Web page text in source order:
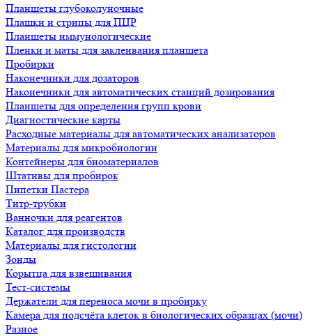
Планшеты глубоколуночные
Плашки и стрипы для ПЦР
Планшеты иммунологические
Пленки и маты для заклеивания планшета
Пробирки
Наконечники для дозаторов
Наконечники для автоматических станций дозирования
Планшеты для определения групп крови
Диагностические карты
Расходные материалы для автоматических анализаторов
Материалы для микробиологии
Контейнеры для биоматериалов
Штативы для пробирок
Пипетки Пастера
Титр-трубки
Ванночки для реагентов
Каталог для производств
Материалы для гистологии
Зонды
Корытца для взвешивания
Тест-системы
Держатели для переноса мочи в пробирку
Камера для подсчёта клеток в биологических образцах (мочи)
Разное